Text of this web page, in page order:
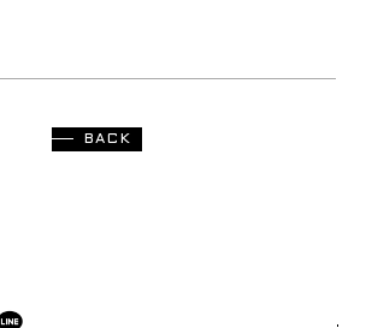
BACK